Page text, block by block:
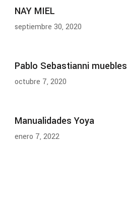
NAY MIEL
septiembre 30, 2020
Pablo Sebastianni muebles
octubre 7, 2020
Manualidades Yoya
enero 7, 2022